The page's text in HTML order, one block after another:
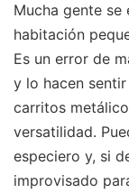
Mucha gente
habitación
Es un error de
y lo hacen
carritos
versatilidad.
especiero y, si
improvisado